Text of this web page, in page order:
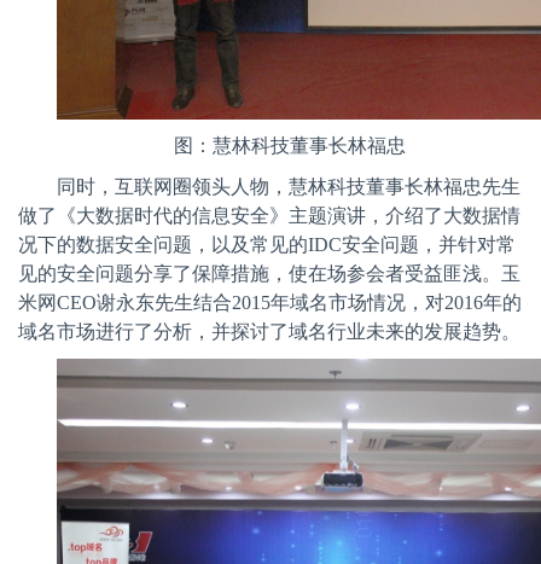
图：慧林科技董事长林福忠
同时，互联网圈领头人物，慧林科技董事长林福忠先生
做了《大数据时代的信息安全》主题演讲，介绍了大数据情
况下的数据安全问题，以及常见的IDC安全问题，并针对常
见的安全问题分享了保障措施，使在场参会者受益匪浅。玉
米网CEO谢永东先生结合2015年域名市场情况，对2016年的
域名市场进行了分析，并探讨了域名行业未来的发展趋势。